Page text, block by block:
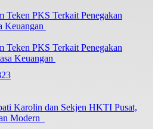
Teken PKS Terkait Penegakan
Keuangan
Karolin dan Sekjen HKTI Pusat,
Modern